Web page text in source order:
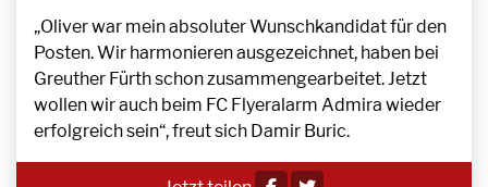
„Oliver war mein absoluter Wunschkandidat für den
Posten. Wir harmonieren ausgezeichnet, haben bei
Greuther Fürth schon zusammengearbeitet. Jetzt
wollen wir auch beim FC Flyeralarm Admira wieder
erfolgreich sein“, freut sich Damir Buric.